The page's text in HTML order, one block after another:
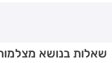
שאלות בנושא